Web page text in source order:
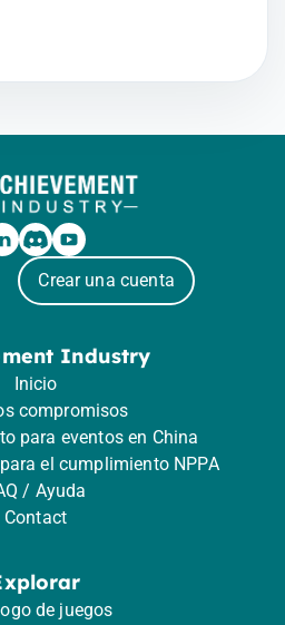
Crear una cuenta
Industry
Inicio
compromisos
para eventos en China
el cumplimiento NPPA
/ Ayuda
Contact
de juegos